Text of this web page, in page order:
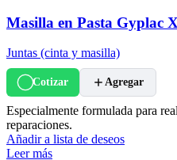
Masilla en Pasta Gyplac
Juntas (cinta y masilla)
Cotizar Agregar
Especialmente formulada para
reparaciones.
Añadir a lista de deseos
Leer más